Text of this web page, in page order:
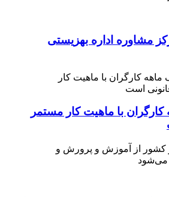
مشاوره اداره بهزیستی
کارگران با ماهیت کار مستمر